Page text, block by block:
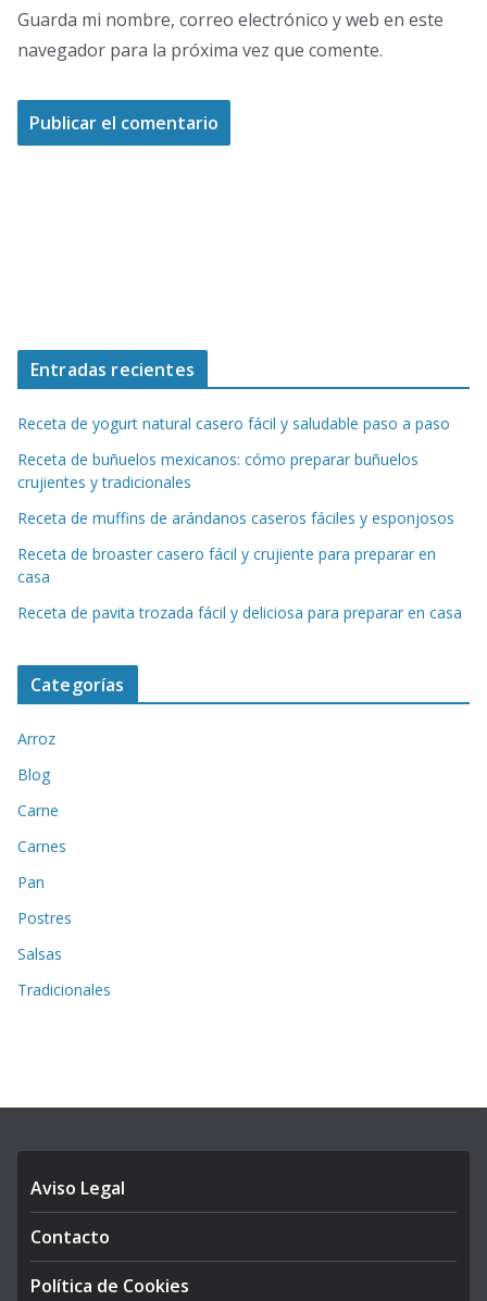
Guarda mi nombre, correo electrónico y web en este
navegador para la próxima vez que comente.
Entradas recientes
Receta de yogurt natural casero fácil y saludable paso a paso
Receta de buñuelos mexicanos: cómo preparar buñuelos
crujientes y tradicionales
Receta de muffins de arándanos caseros fáciles y esponjosos
Receta de broaster casero fácil y crujiente para preparar en
casa
Receta de pavita trozada fácil y deliciosa para preparar en casa
Categorías
Arroz
Blog
Carne
Carnes
Pan
Postres
Salsas
Tradicionales
Aviso Legal
Contacto
Política de Cookies